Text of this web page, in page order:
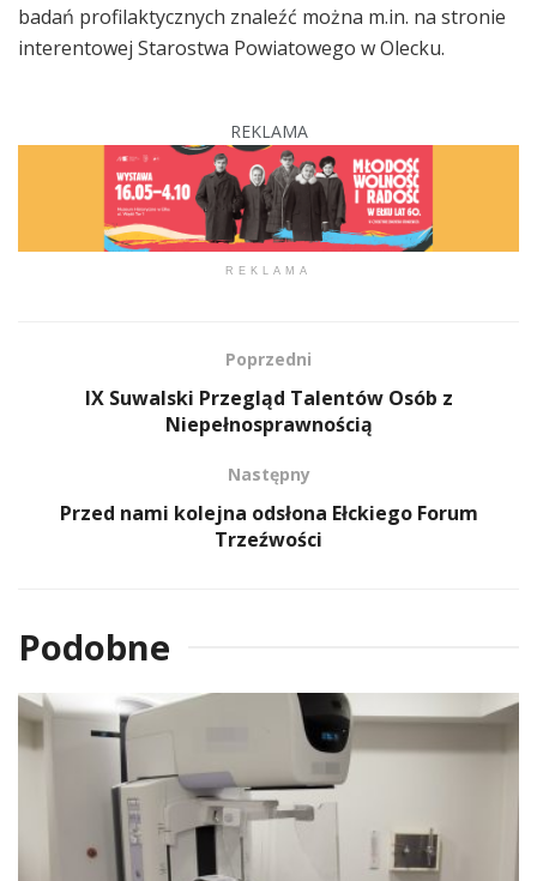
badań profilaktycznych znaleźć można m.in. na stronie
interentowej Starostwa Powiatowego w Olecku.
REKLAMA
REKLAMA
Poprzedni
IX Suwalski Przegląd Talentów Osób z
Niepełnosprawnością
Następny
Przed nami kolejna odsłona Ełckiego Forum
Trzeźwości
Podobne